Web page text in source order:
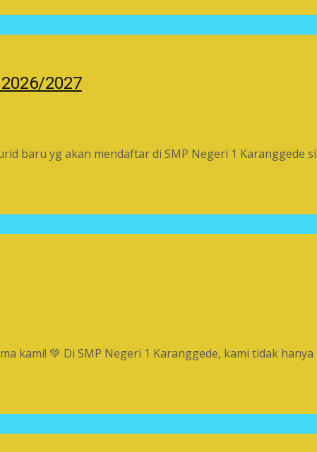
2027
baru yg akan mendaftar di SMP Negeri 1
kami! 💚 Di SMP Negeri 1 Karanggede, kami tidak